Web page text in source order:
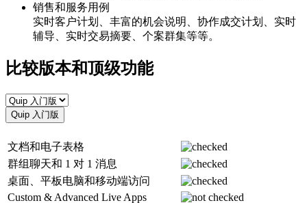
销售和服务用例
实时客户计划、丰富的机会说明、协作成交计划、实时
辅导、实时交易摘要、个案群集等等。
比较版本和顶级功能
Quip 入门版
文档和电子表格
群组聊天和 1 对 1 消息
桌面、平板电脑和移动端访问
Custom & Advanced Live Apps